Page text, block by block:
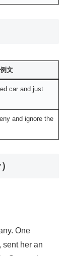
例文
car and just
and ignore the
One
sent her an